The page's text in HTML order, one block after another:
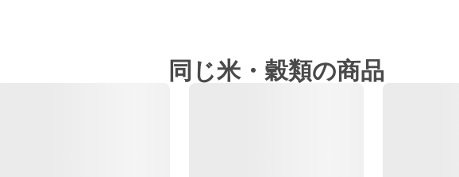
同じ米・穀類の商品